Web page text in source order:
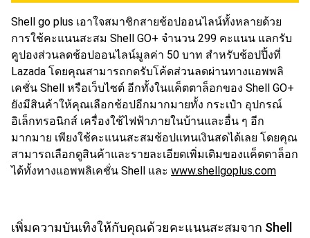
Shell go plus เอาใจสมาชิกสายช้อปออนไลน์ทั้งหลายด้วย
การใช้คะแนนสะสม Shell GO+ จำนวน 299 คะแนน แลกรับ
คูปองส่วนลดช้อปออนไลน์มูลค่า 50 บาท สำหรับช้อปปิ้งที่
Lazada โดยคุณสามารถกดรับโค้ดส่วนลดผ่านทางแอพพลิ
เคชั่น Shell หรือเว็บไซต์ อีกทั้งในแค็ตตาล็อกของ Shell GO+
ยังมีสินค้าให้คุณเลือกช้อปอีกมากมายทั้ง กระเป๋า อุปกรณ์
อิเล็กทรอนิกส์ เครื่องใช้ไฟฟ้าภายในบ้านและอื่น ๆ อีก
มากมาย เพียงใช้คะแนนสะสมช้อปแทนเงินสดได้เลย โดยคุณ
สามารถเลือกดูสินค้าและรายละเอียดเพิ่มเติมของแค็ตตาล็อก
ได้ทั้งทางแอพพลิเคชั่น Shell และ www.shellgoplus.com
เพิ่มความบันเทิงให้กับคุณด้วยคะแนนสะสมจาก Shell